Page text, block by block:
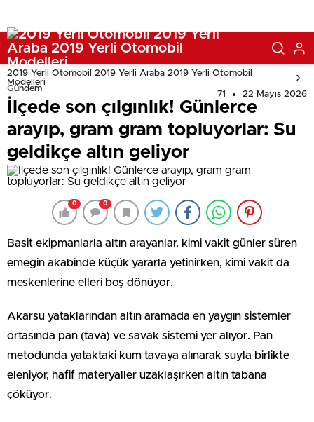
2019 Yerli Otomobil 2019 Yerli Araba 2019 Yerli Otomobil
Modelleri
Gündem
71 22 Mayıs 2026
İlçede son çılgınlık! Günlerce
arayıp, gram gram topluyorlar: Su
geldikçe altın geliyor
0 0
Basit ekipmanlarla altın arayanlar, kimi vakit günler süren
emeğin akabinde küçük yararla yetinirken, kimi vakit da
meskenlerine elleri boş dönüyor.
Akarsu yataklarından altın aramada en yaygın sistemler
ortasında pan (tava) ve savak sistemi yer alıyor. Pan
metodunda yataktaki kum tavaya alınarak suyla birlikte
eleniyor, hafif materyaller uzaklaşırken altın tabana
çöküyor.